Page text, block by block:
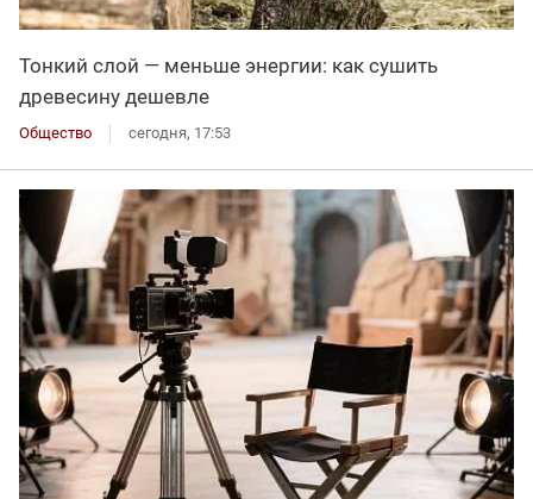
Тонкий слой — меньше энергии: как сушить
древесину дешевле
Общество сегодня, 17:53